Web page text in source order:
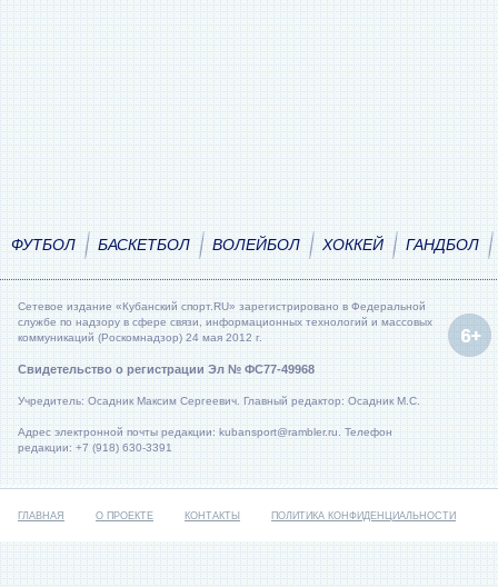
ФУТБОЛ БАСКЕТБОЛ ВОЛЕЙБОЛ ХОККЕЙ ГАНДБОЛ
Сетевое издание «Кубанский спорт.RU» зарегистрировано в Федеральной
службе по надзору в сфере связи, информационных технологий и массовых
коммуникаций (Роскомнадзор) 24 мая 2012 г.
Свидетельство о регистрации Эл № ФС77-49968
Учредитель: Осадник Максим Сергеевич. Главный редактор: Осадник М.С.
Адрес электронной почты редакции: kubansport@rambler.ru. Телефон
редакции: +7 (918) 630-3391
ГЛАВНАЯ О ПРОЕКТЕ КОНТАКТЫ ПОЛИТИКА КОНФИДЕНЦИАЛЬНОСТИ